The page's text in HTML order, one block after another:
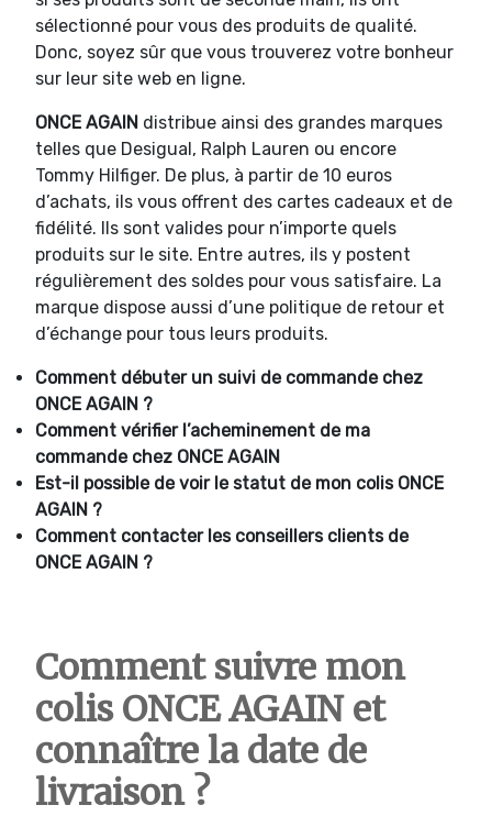
sélectionné pour vous des produits de qualité.
Donc, soyez sûr que vous trouverez votre bonheur
sur leur site web en ligne.
ONCE AGAIN distribue ainsi des grandes marques
telles que Desigual, Ralph Lauren ou encore
Tommy Hilfiger. De plus, à partir de 10 euros
d’achats, ils vous offrent des cartes cadeaux et de
fidélité. Ils sont valides pour n’importe quels
produits sur le site. Entre autres, ils y postent
régulièrement des soldes pour vous satisfaire. La
marque dispose aussi d’une politique de retour et
d’échange pour tous leurs produits.
Comment débuter un suivi de commande chez
ONCE AGAIN ?
Comment vérifier l’acheminement de ma
commande chez ONCE AGAIN
Est-il possible de voir le statut de mon colis ONCE
AGAIN ?
Comment contacter les conseillers clients de
ONCE AGAIN ?
Comment suivre mon
colis ONCE AGAIN et
connaître la date de
livraison ?